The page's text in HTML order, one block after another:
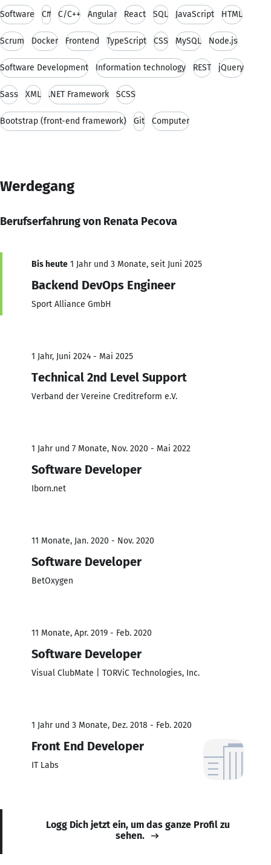
Software C# C/C++ Angular React SQL JavaScript HTML
Scrum Docker Frontend TypeScript CSS MySQL Node.js
Software Development Information technology REST jQuery
Sass XML .NET Framework SCSS
Bootstrap (front-end framework) Git Computer
Werdegang
Berufserfahrung von Renata Pecova
Bis heute 1 Jahr und 3 Monate, seit Juni 2025
Backend DevOps Engineer
Sport Alliance GmbH
1 Jahr, Juni 2024 - Mai 2025
Technical 2nd Level Support
Verband der Vereine Creditreform e.V.
1 Jahr und 7 Monate, Nov. 2020 - Mai 2022
Software Developer
Iborn.net
11 Monate, Jan. 2020 - Nov. 2020
Software Developer
BetOxygen
11 Monate, Apr. 2019 - Feb. 2020
Software Developer
Visual ClubMate | TORViC Technologies, Inc.
1 Jahr und 3 Monate, Dez. 2018 - Feb. 2020
Front End Developer
IT Labs
Logg Dich jetzt ein, um das ganze Profil zu
sehen.